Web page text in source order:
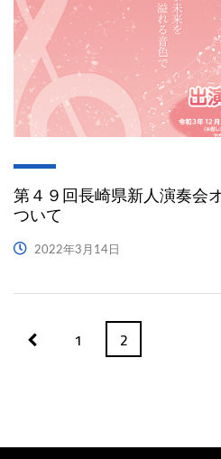
第４９回長崎県新人演奏会
ついて
2022年3月14日
1 2